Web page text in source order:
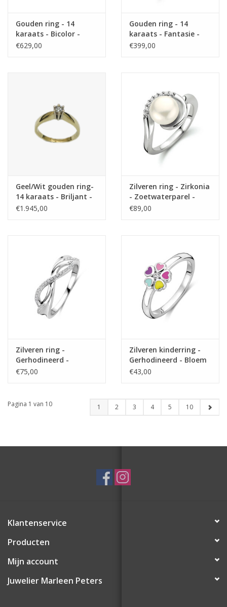
Gouden ring - 14
karaats - Bicolor -
Zirkonia - Maat 20
€629,00
Gouden ring - 14
karaats - Fantasie -
Maat 18.5
€399,00
Geel/Wit gouden ring-
14 karaats - Briljant -
0.15 crt - Maat 17.5
€1.945,00
Zilveren ring - Zirkonia
- Zoetwaterparel -
Maat 17.75
€89,00
Zilveren ring -
Gerhodineerd -
Zirkonia - Maat 58
€75,00
Zilveren kinderring -
Gerhodineerd - Bloem
- Emaille - Zirkonia -
€43,00
Pagina 1 van 10 1 2 3 4 5 10
Klantenservice
Producten
Mijn account
Juwelier Marleen Peters